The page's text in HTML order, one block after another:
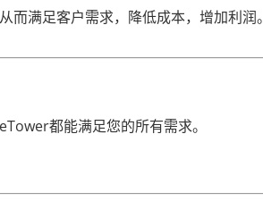
满足客户需求，降低成本，增加利润。
都能满足您的所有需求。